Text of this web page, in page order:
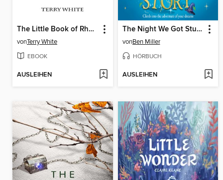
The Little Book of Rhymes and Nonsense for Children
vonTerry White
EBOOK
AUSLEIHEN
The Night We Got Stuck in a Story
vonBen Miller
HÖRBUCH
AUSLEIHEN